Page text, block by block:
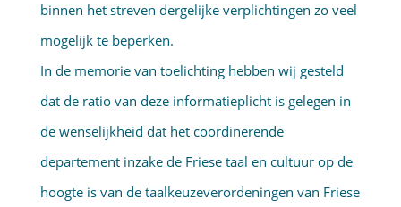
binnen het streven dergelijke verplichtingen zo veel
mogelijk te beperken.
In de memorie van toelichting hebben wij gesteld
dat de ratio van deze informatieplicht is gelegen in
de wenselijkheid dat het coördinerende
departement inzake de Friese taal en cultuur op de
hoogte is van de taalkeuzeverordeningen van Friese